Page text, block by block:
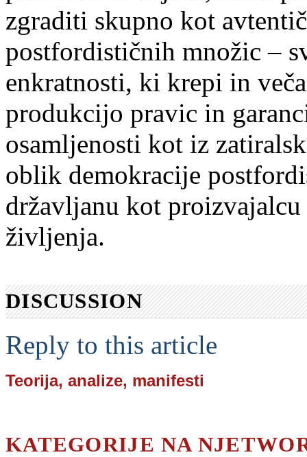
zgraditi skupno kot
postfordističnih množic –
enkratnosti, ki krepi in
produkcijo pravic in
osamljenosti kot iz
oblik demokracije
državljanu kot
življenja.
DISCUSSION
Reply to this article
Teorija, analize, manifesti
KATEGORIJE NA